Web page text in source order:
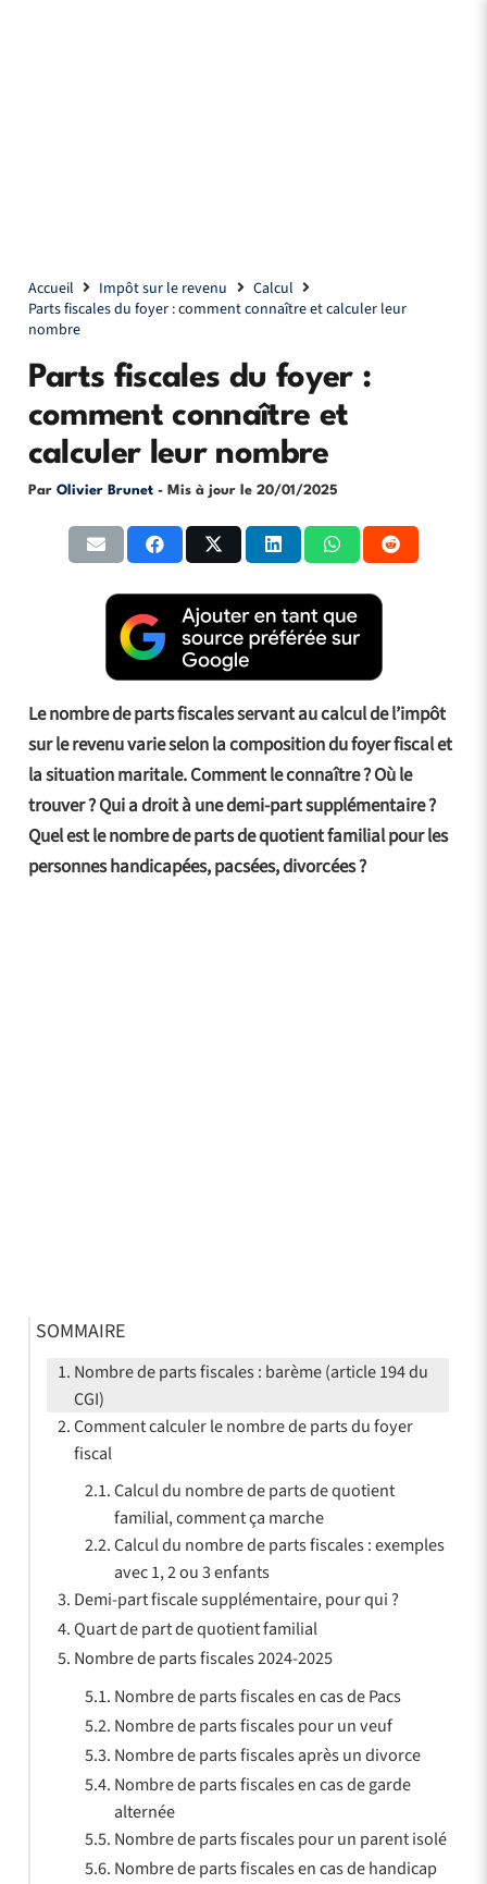
Accueil Impôt sur le revenu
Calcul
Parts fiscales du foyer : comment connaître et calculer leur
nombre
Parts fiscales du foyer :
comment connaître et
calculer leur nombre
Par Olivier Brunet - Mis à jour le 20/01/2025
Le nombre de parts fiscales servant au calcul de l’impôt
sur le revenu varie selon la composition du foyer fiscal et
la situation maritale. Comment le connaître ? Où le
trouver ? Qui a droit à une demi-part supplémentaire ?
Quel est le nombre de parts de quotient familial pour les
personnes handicapées, pacsées, divorcées ?
SOMMAIRE
Nombre de parts fiscales : barème (article 194 du
CGI)
Comment calculer le nombre de parts du foyer
fiscal
Calcul du nombre de parts de quotient
familial, comment ça marche
Calcul du nombre de parts fiscales : exemples
avec 1, 2 ou 3 enfants
Demi-part fiscale supplémentaire, pour qui ?
Quart de part de quotient familial
Nombre de parts fiscales 2024-2025
Nombre de parts fiscales en cas de Pacs
Nombre de parts fiscales pour un veuf
Nombre de parts fiscales après un divorce
Nombre de parts fiscales en cas de garde
alternée
Nombre de parts fiscales pour un parent isolé
Nombre de parts fiscales en cas de handicap